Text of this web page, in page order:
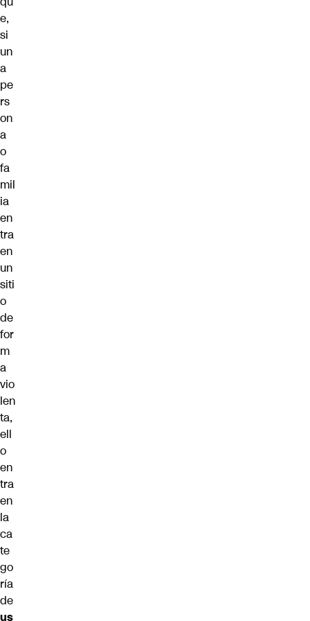
e,
si
un
a
pe
rs
on
a
o
fa
mil
ia
en
tra
en
un
siti
o
de
for
m
a
vio
len
ta,
ell
o
en
tra
en
la
ca
te
go
ría
de
us